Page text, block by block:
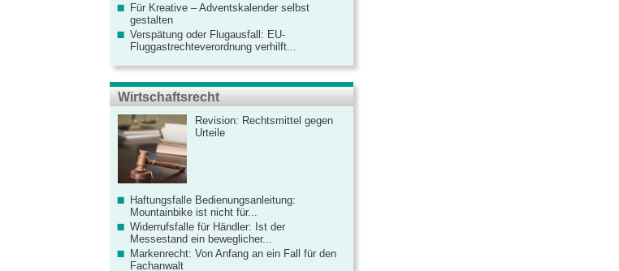
Für Kreative – Adventskalender selbst
gestalten
Verspätung oder Flugausfall: EU-
Fluggastrechteverordnung verhilft...
Wirtschaftsrecht
Revision: Rechtsmittel gegen
Urteile
Haftungsfalle Bedienungsanleitung:
Mountainbike ist nicht für...
Widerrufsfalle für Händler: Ist der
Messestand ein beweglicher...
Markenrecht: Von Anfang an ein Fall für den
Fachanwalt